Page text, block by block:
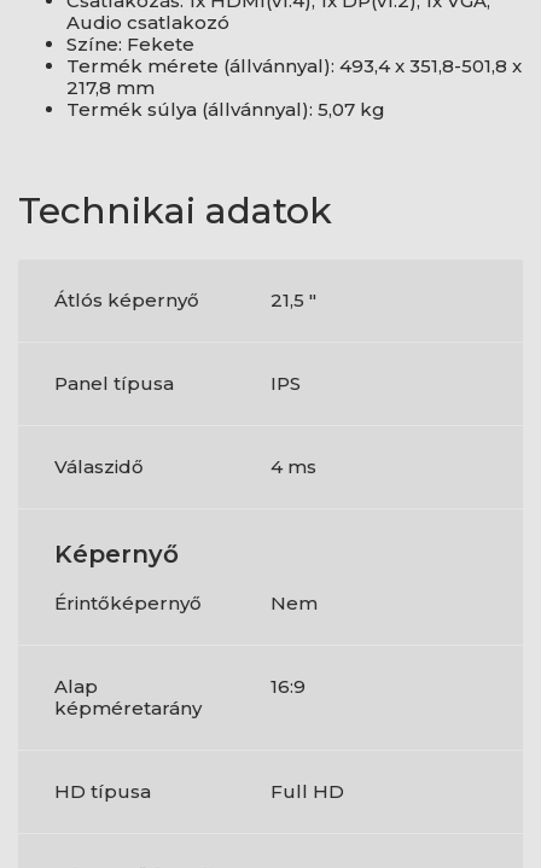
Audio csatlakozó
Színe: Fekete
Termék mérete (állvánnyal): 493,4 x 351,8-501,8 x
217,8 mm
Termék súlya (állvánnyal): 5,07 kg
Technikai adatok
Átlós képernyő 21,5 "
Panel típusa IPS
Válaszidő 4 ms
Képernyő
Érintőképernyő Nem
Alap
képméretarány
16:9
HD típusa Full HD